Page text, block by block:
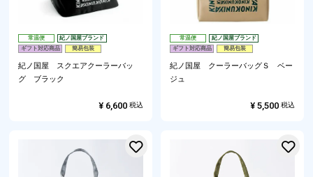
常温便
紀ノ国屋ブランド
ギフト対応商品
簡易包装
紀ノ国屋 スクエアクーラーバッ
グ ブラック
¥ 6,600 税込
常温便
紀ノ国屋ブランド
ギフト対応商品
簡易包装
紀ノ国屋 クーラーバッグＳ ベー
ジュ
¥ 5,500 税込